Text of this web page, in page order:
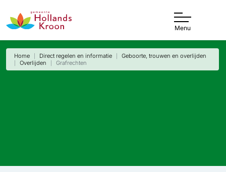
Menu
Home Direct regelen en informatie
Geboorte, trouwen en overlijden
Overlijden
Grafrechten